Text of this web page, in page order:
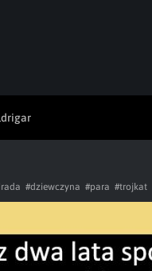
#dziewczyna #para #trojkat